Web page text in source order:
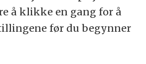
å klikke en gang for å
før du begynner